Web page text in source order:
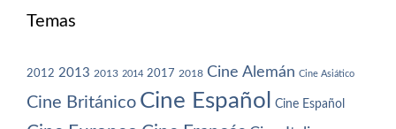
Temas
2012 2013 2013 2014 2017 2018 Cine Alemán Cine Asiático
Cine Británico Cine Español Cine Español